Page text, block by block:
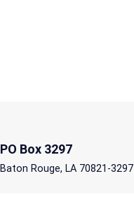
PO Box 3297
Baton Rouge, LA 70821-3297